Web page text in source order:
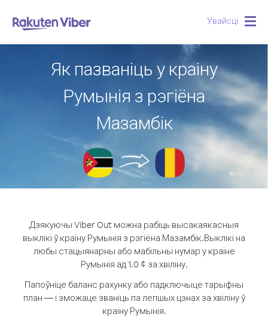
Увайсці
Як пазваніць у краіну
Румынія з рэгіёна
Мазамбік
Дзякуючы Viber Out можна рабіць высакаякасныя
выклікі ў краіну Румынія з рэгіёна Мазамбік.Выклікі на
любы стацыянарны або мабільны нумар у краіне
Румынія ад 1.0 ¢ за хвіліну.
Папоўніце баланс рахунку або падключыце тарыфны
план — і зможаце званіць па лепшых цэнах за хвіліну ў
краіну Румынія.